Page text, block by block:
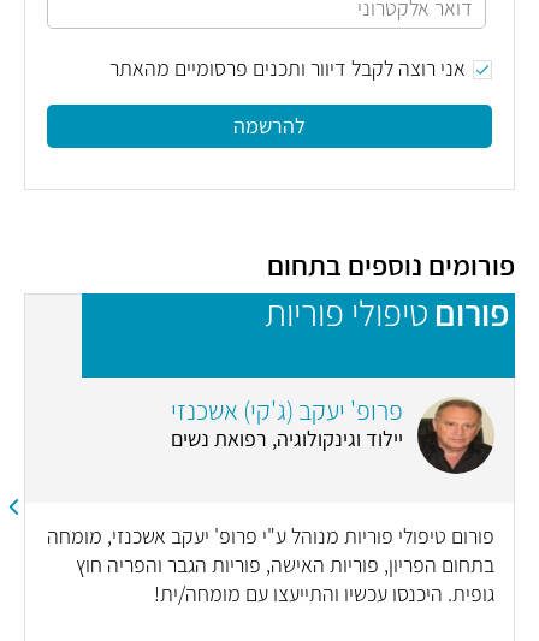
אני רוצה לקבל דיוור ותכנים פרסומיים מהאתר
להרשמה
פורומים נוספים בתחום
פורום טיפולי פוריות
פרופ' יעקב (ג'קי) אשכנזי
יילוד וגינקולוגיה, רפואת נשים
פורום טיפולי פוריות מנוהל ע"י פרופ' יעקב אשכנזי, מומחה
בתחום הפריון, פוריות האישה, פוריות הגבר והפריה חוץ
גופית. היכנסו עכשיו והתייעצו עם מומחה/ית!